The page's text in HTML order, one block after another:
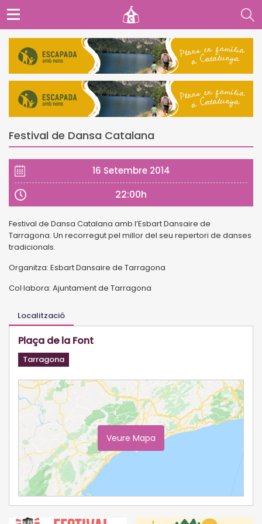
Festival de Dansa Catalana
16 Setembre 2014
22:00h
Festival de Dansa Catalana amb l’Esbart Dansaire de
Tarragona. Un recorregut pel millor del seu repertori de danses
tradicionals.
Organitza: Esbart Dansaire de Tarragona
Col·labora: Ajuntament de Tarragona
Localització
Plaça de la Font
Tarragona
Veure Mapa